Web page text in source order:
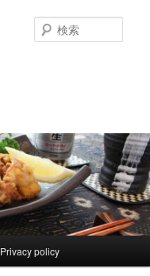
索
Privacy policy